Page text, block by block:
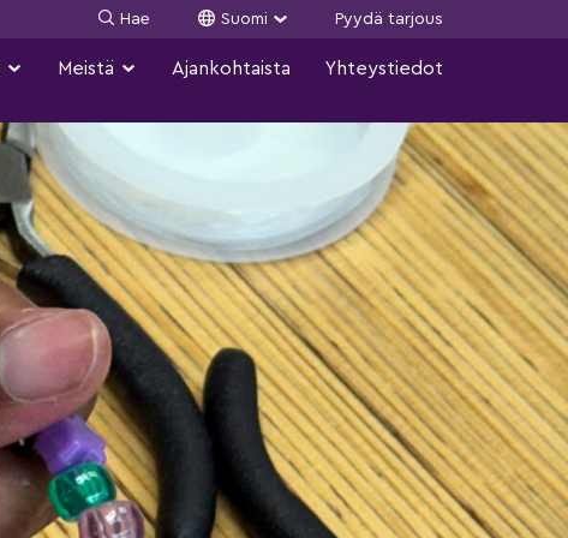
Hae Suomi Pyydä tarjous
Meistä Ajankohtaista Yhteystiedot